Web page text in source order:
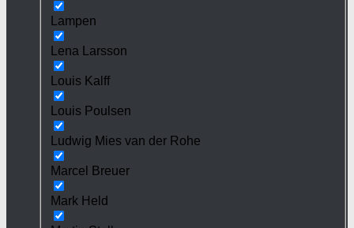
Lampen
Lena Larsson
Louis Kalff
Louis Poulsen
Ludwig Mies van der Rohe
Marcel Breuer
Mark Held